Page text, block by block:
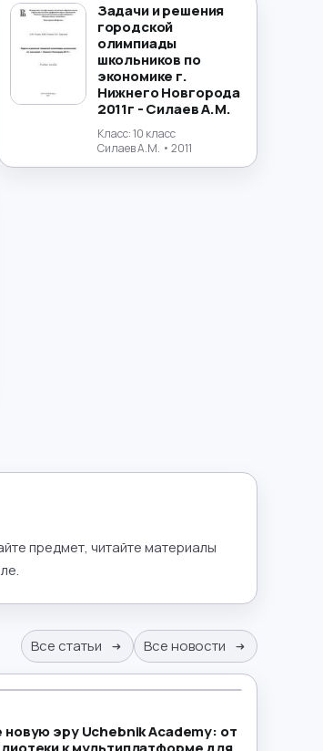
Задачи и решения
городской
олимпиады
школьников по
экономике г.
Нижнего Новгорода
2011г - Силаев А.М.
Класс:10 класс
Силаев А.М. • 2011
предмет, читайте материалы
Все статьи Все новости
новую эру Uchebnik Academy: от